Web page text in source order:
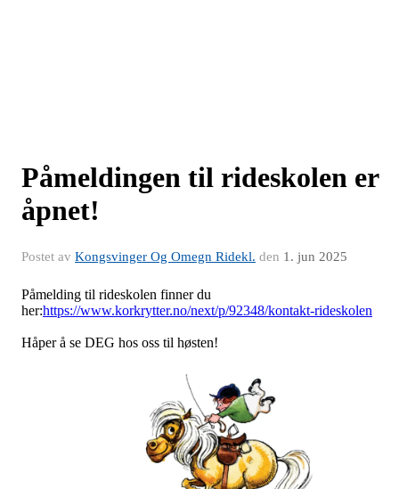
Påmeldingen til rideskolen er
åpnet!
Postet av Kongsvinger Og Omegn Ridekl. den 1. jun 2025
Påmelding til rideskolen finner du
her:https://www.korkrytter.no/next/p/92348/kontakt-rideskolen
Håper å se DEG hos oss til høsten!